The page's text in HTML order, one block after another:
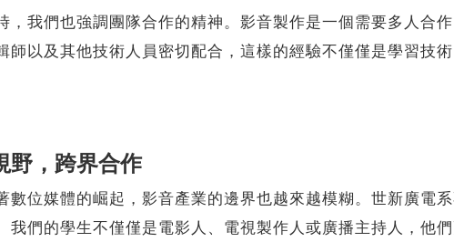
我們也強調團隊合作的精神。影音製作是一個需要多人合作
師以及其他技術人員密切配合，這樣的經驗不僅僅是學習技
野，跨界合作
位媒體的崛起，影音產業的邊界也越來越模糊。世新廣電系
我們的學生不僅僅是電影人、電視製作人或廣播主持人，他